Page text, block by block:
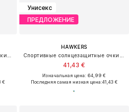
Спортивные солнцезащитные очки 'POWER'
€
Унисекс
ПРЕДЛОЖЕНИЕ
HAWKERS
Спортивные солнцезащитные очки 'SPEED'
41,43 €
Изначальная цена: 64,99 €
Последняя самая низкая цена:41,43 €